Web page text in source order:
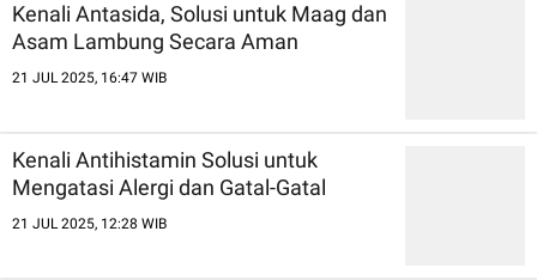
Kenali Antasida, Solusi untuk Maag dan
Asam Lambung Secara Aman
21 JUL 2025, 16:47 WIB
Kenali Antihistamin Solusi untuk
Mengatasi Alergi dan Gatal-Gatal
21 JUL 2025, 12:28 WIB